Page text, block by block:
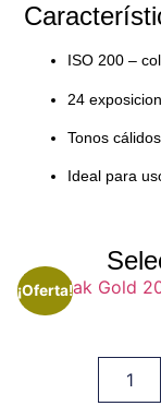
ISO 200 –
24
Tonos
Ideal para
¡Oferta!